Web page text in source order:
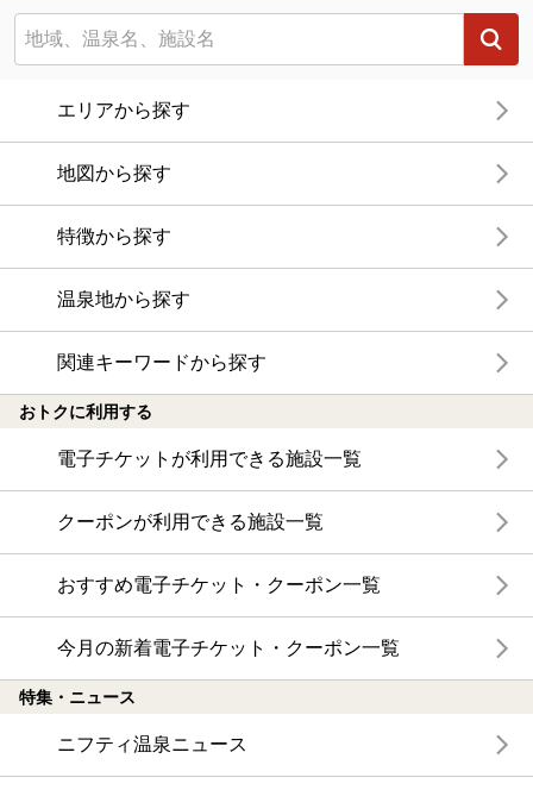
エリアから探す
地図から探す
特徴から探す
温泉地から探す
関連キーワードから探す
おトクに利用する
電子チケットが利用できる施設一覧
クーポンが利用できる施設一覧
おすすめ電子チケット・クーポン一覧
今月の新着電子チケット・クーポン一覧
特集・ニュース
ニフティ温泉ニュース